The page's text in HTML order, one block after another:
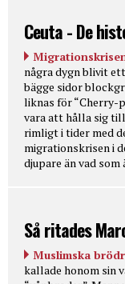
Ceuta - De
några dygn blivit
bägge sidor
liknas för “Cherry-
vara att hålla sig
rimligt i tider med
migrationskrisen i
djupare än vad
Så ritades
Muslimska
kallade honom sin